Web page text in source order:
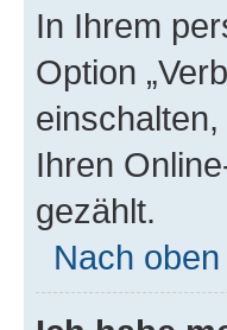
In Ihrem
Option
Ihren
gezählt.
Nach oben